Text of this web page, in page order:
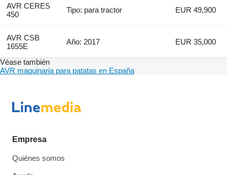
AVR CERES
450
Tipo: para tractor EUR 49,900
AVR CSB
1655E
Año: 2017 EUR 35,000
Véase también
AVR maquinaria para patatas en España
Empresa
Quiénes somos